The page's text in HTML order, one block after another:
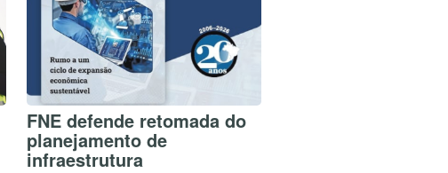
FNE defende retomada do
planejamento de
infraestrutura